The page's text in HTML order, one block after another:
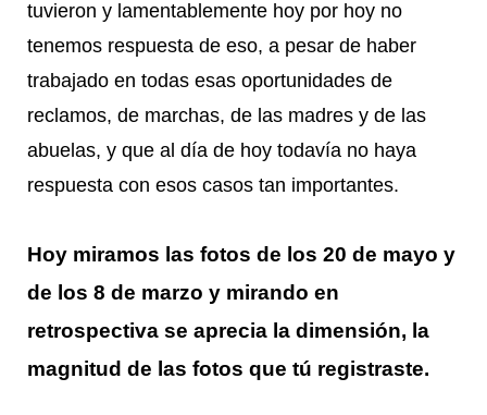
tuvieron y lamentablemente hoy por hoy no
tenemos respuesta de eso, a pesar de haber
trabajado en todas esas oportunidades de
reclamos, de marchas, de las madres y de las
abuelas, y que al día de hoy todavía no haya
respuesta con esos casos tan importantes.
Hoy miramos las fotos de los 20 de mayo y
de los 8 de marzo y mirando en
retrospectiva se aprecia la dimensión, la
magnitud de las fotos que tú registraste.